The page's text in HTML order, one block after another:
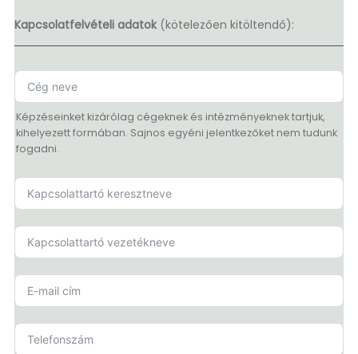
Kapcsolatfelvételi adatok (kötelezően kitöltendő):
Képzéseinket kizárólag cégeknek és intézményeknek tartjuk,
kihelyezett formában. Sajnos egyéni jelentkezőket nem tudunk
fogadni.